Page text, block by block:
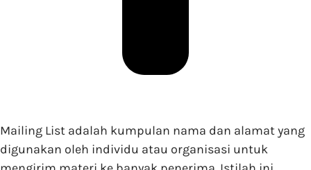
Mailing List adalah kumpulan nama dan alamat yang
digunakan oleh individu atau organisasi untuk